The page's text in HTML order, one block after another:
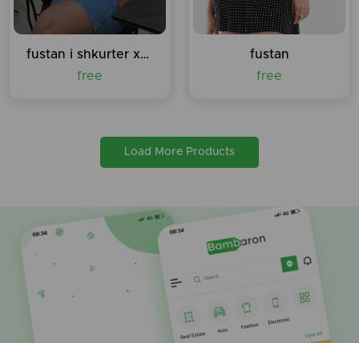
fustan i shkurter xhins
free
fustan
free
Load More Products